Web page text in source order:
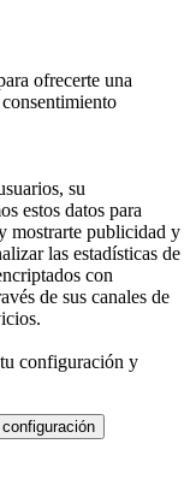
ofrecerte una
su
estos datos para
mostrarte publicidad y
las estadísticas de
con
de sus canales de
configuración y